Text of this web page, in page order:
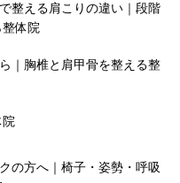
整える肩こりの違い｜段階
体院
｜胸椎と肩甲骨を整える整
の方へ｜椅子・姿勢・呼吸